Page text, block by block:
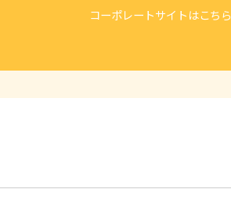
コーポレートサイトはこちら